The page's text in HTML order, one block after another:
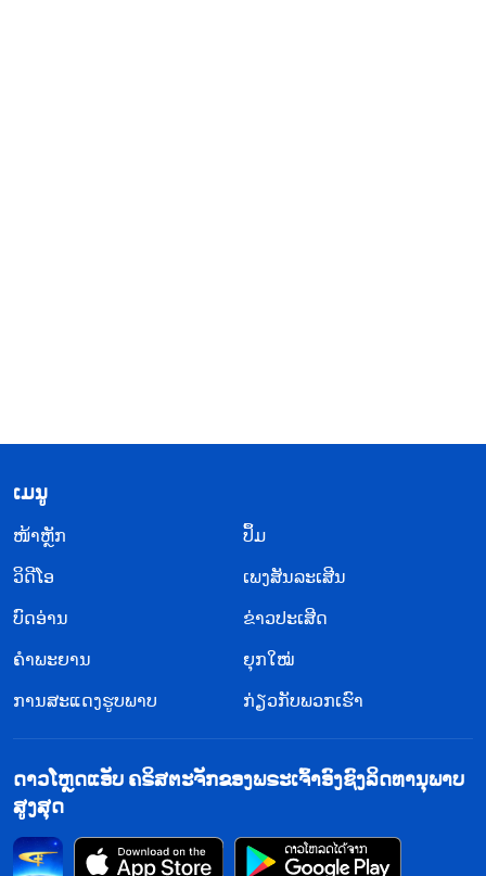
​ເມ​ນູ
​ໜ້າຫຼັກ
ປຶ້ມ
ວິ​ດີ​ໂອ
ເພງສັນລະເສີນ
ບົດອ່ານ
ຂ່າວປະເສີດ
ຄຳພະຍານ
ຍຸກໃໝ່
ການສະແດງຮູບພາບ
ກ່ຽວກັບພວກເຮົາ
ດາວໂຫຼດແອັບ ຄຣິສຕະຈັກຂອງພຣະເຈົ້າອົງຊົງລິດທານຸພາບ
ສູງສຸດ